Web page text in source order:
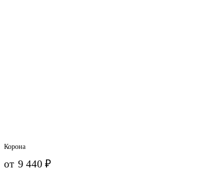
Корона
от 9 440₽